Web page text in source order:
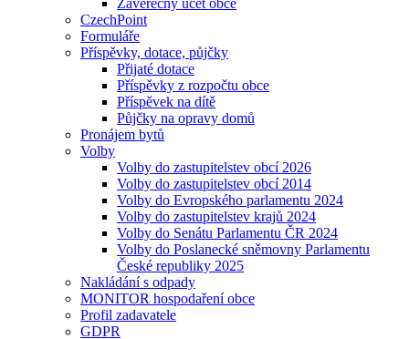
Závěrečný účet obce
CzechPoint
Formuláře
Příspěvky, dotace, půjčky
Přijaté dotace
Příspěvky z rozpočtu obce
Příspěvek na dítě
Půjčky na opravy domů
Pronájem bytů
Volby
Volby do zastupitelstev obcí 2026
Volby do zastupitelstev obcí 2014
Volby do Evropského parlamentu 2024
Volby do zastupitelstev krajů 2024
Volby do Senátu Parlamentu ČR 2024
Volby do Poslanecké sněmovny Parlamentu
České republiky 2025
Nakládání s odpady
MONITOR hospodaření obce
Profil zadavatele
GDPR